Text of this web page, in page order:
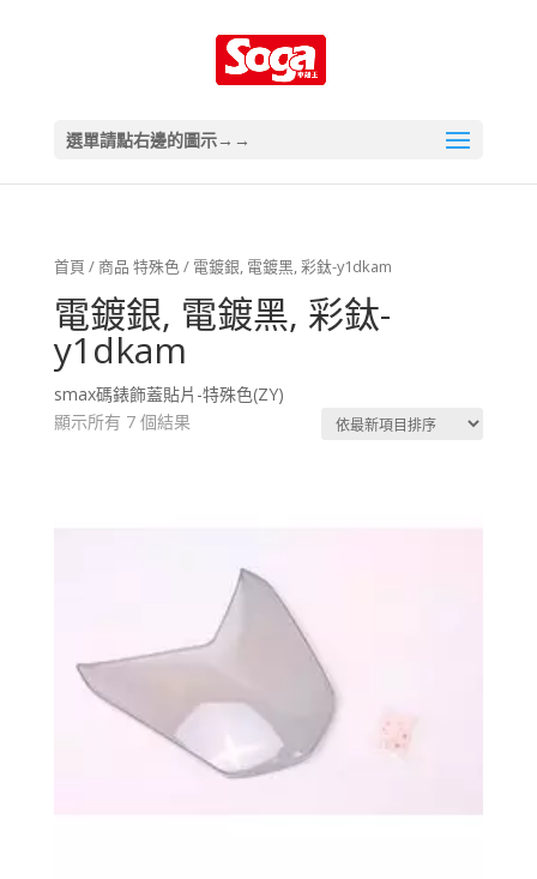
選單請點右邊的圖示→→
首頁 / 商品 特殊色 / 電鍍銀, 電鍍黑, 彩鈦-y1dkam
電鍍銀, 電鍍黑, 彩鈦-
y1dkam
smax碼錶飾蓋貼片-特殊色(ZY)
顯示所有 7 個結果